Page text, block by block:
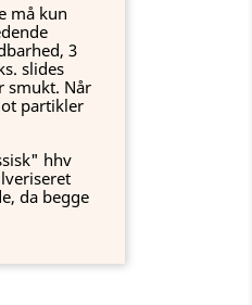
må kun
3
slides
smukt. Når
partikler
hhv
da begge